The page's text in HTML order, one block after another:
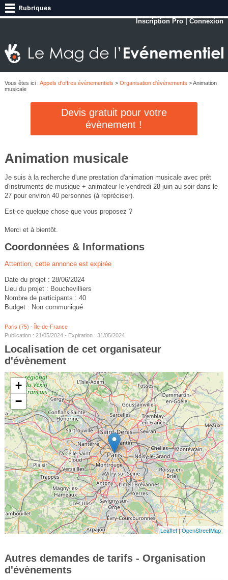
Inscription Pro |Connexion
Vous êtes ici : Appels d'offres évènementiels > Organisation d'évènements > Animation
musicale
Devis gratuit pour votre
évènement !
Animation musicale
Je suis à la recherche d'une prestation d'animation musicale avec prêt
d'instruments de musique + animateur le vendredi 28 juin au soir dans le
27 pour environ 40 personnes (à repréciser).
Est-ce quelque chose que vous proposez ?
Merci et à bientôt.
Coordonnées & Informations
Attention, cette annonce est expirée
Date du projet : 28/06/2024
Lieu du projet : Bouchevilliers
Nombre de participants : 40
Budget : Non communiqué
Paris (75) - Île-de-France
Publication : 21/05/2024 - Expiration : 31/05/2024
Localisation de cet organisateur
d'évènement
+
−
Leaflet|OpenStreetMap
Autres demandes de tarifs - Organisation
d'évènements